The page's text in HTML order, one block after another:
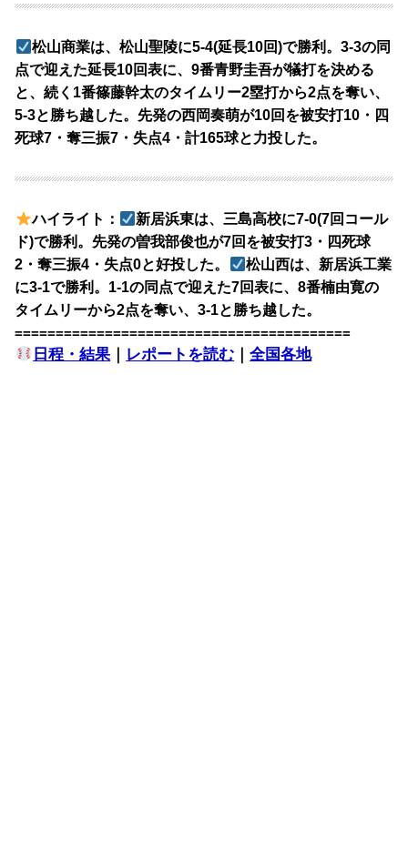
松山商業は、松山聖陵に5-4(延長10回)で勝利。3-3の同
点で迎えた延長10回表に、9番青野圭吾が犠打を決める
と、続く1番篠藤幹太のタイムリー2塁打から2点を奪い、
5-3と勝ち越した。先発の西岡奏萌が10回を被安打10・四
死球7・奪三振7・失点4・計165球と力投した。
ハイライト：
新居浜東は、三島高校に7-0(7回コール
ド)で勝利。先発の曽我部俊也が7回を被安打3・四死球
2・奪三振4・失点0と好投した。
松山西は、新居浜工業
に3-1で勝利。1-1の同点で迎えた7回表に、8番楠由寛の
タイムリーから2点を奪い、3-1と勝ち越した。
=========================================
日程・結果｜ レポートを読む ｜全国各地